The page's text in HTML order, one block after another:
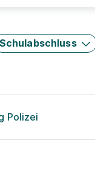
Schulabschluss
Polizei